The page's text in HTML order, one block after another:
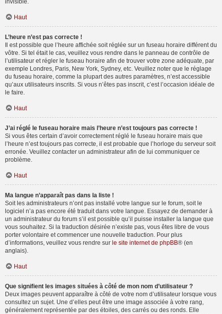
invisible.
Haut
L’heure n’est pas correcte !
Il est possible que l’heure affichée soit réglée sur un fuseau horaire différent du
vôtre. Si tel était le cas, veuillez vous rendre dans le panneau de contrôle de
l’utilisateur et régler le fuseau horaire afin de trouver votre zone adéquate, par
exemple Londres, Paris, New York, Sydney, etc. Veuillez noter que le réglage
du fuseau horaire, comme la plupart des autres paramètres, n’est accessible
qu’aux utilisateurs inscrits. Si vous n’êtes pas inscrit, c’est l’occasion idéale de
le faire.
Haut
J’ai réglé le fuseau horaire mais l’heure n’est toujours pas correcte !
Si vous êtes certain d’avoir correctement réglé le fuseau horaire mais que
l’heure n’est toujours pas correcte, il est probable que l’horloge du serveur soit
erronée. Veuillez contacter un administrateur afin de lui communiquer ce
problème.
Haut
Ma langue n’apparaît pas dans la liste !
Soit les administrateurs n’ont pas installé votre langue sur le forum, soit le
logiciel n’a pas encore été traduit dans votre langue. Essayez de demander à
un administrateur du forum s’il est possible qu’il puisse installer la langue que
vous souhaitez. Si la traduction désirée n’existe pas, vous êtes libre de vous
porter volontaire et commencer une nouvelle traduction. Pour plus
d’informations, veuillez vous rendre sur le site internet de phpBB® (en
anglais).
Haut
Que signifient les images situées à côté de mon nom d’utilisateur ?
Deux images peuvent apparaître à côté de votre nom d’utilisateur lorsque vous
consultez un sujet. Une d’elles peut être une image associée à votre rang,
généralement représentée par des étoiles, des carrés ou des ronds. Elle